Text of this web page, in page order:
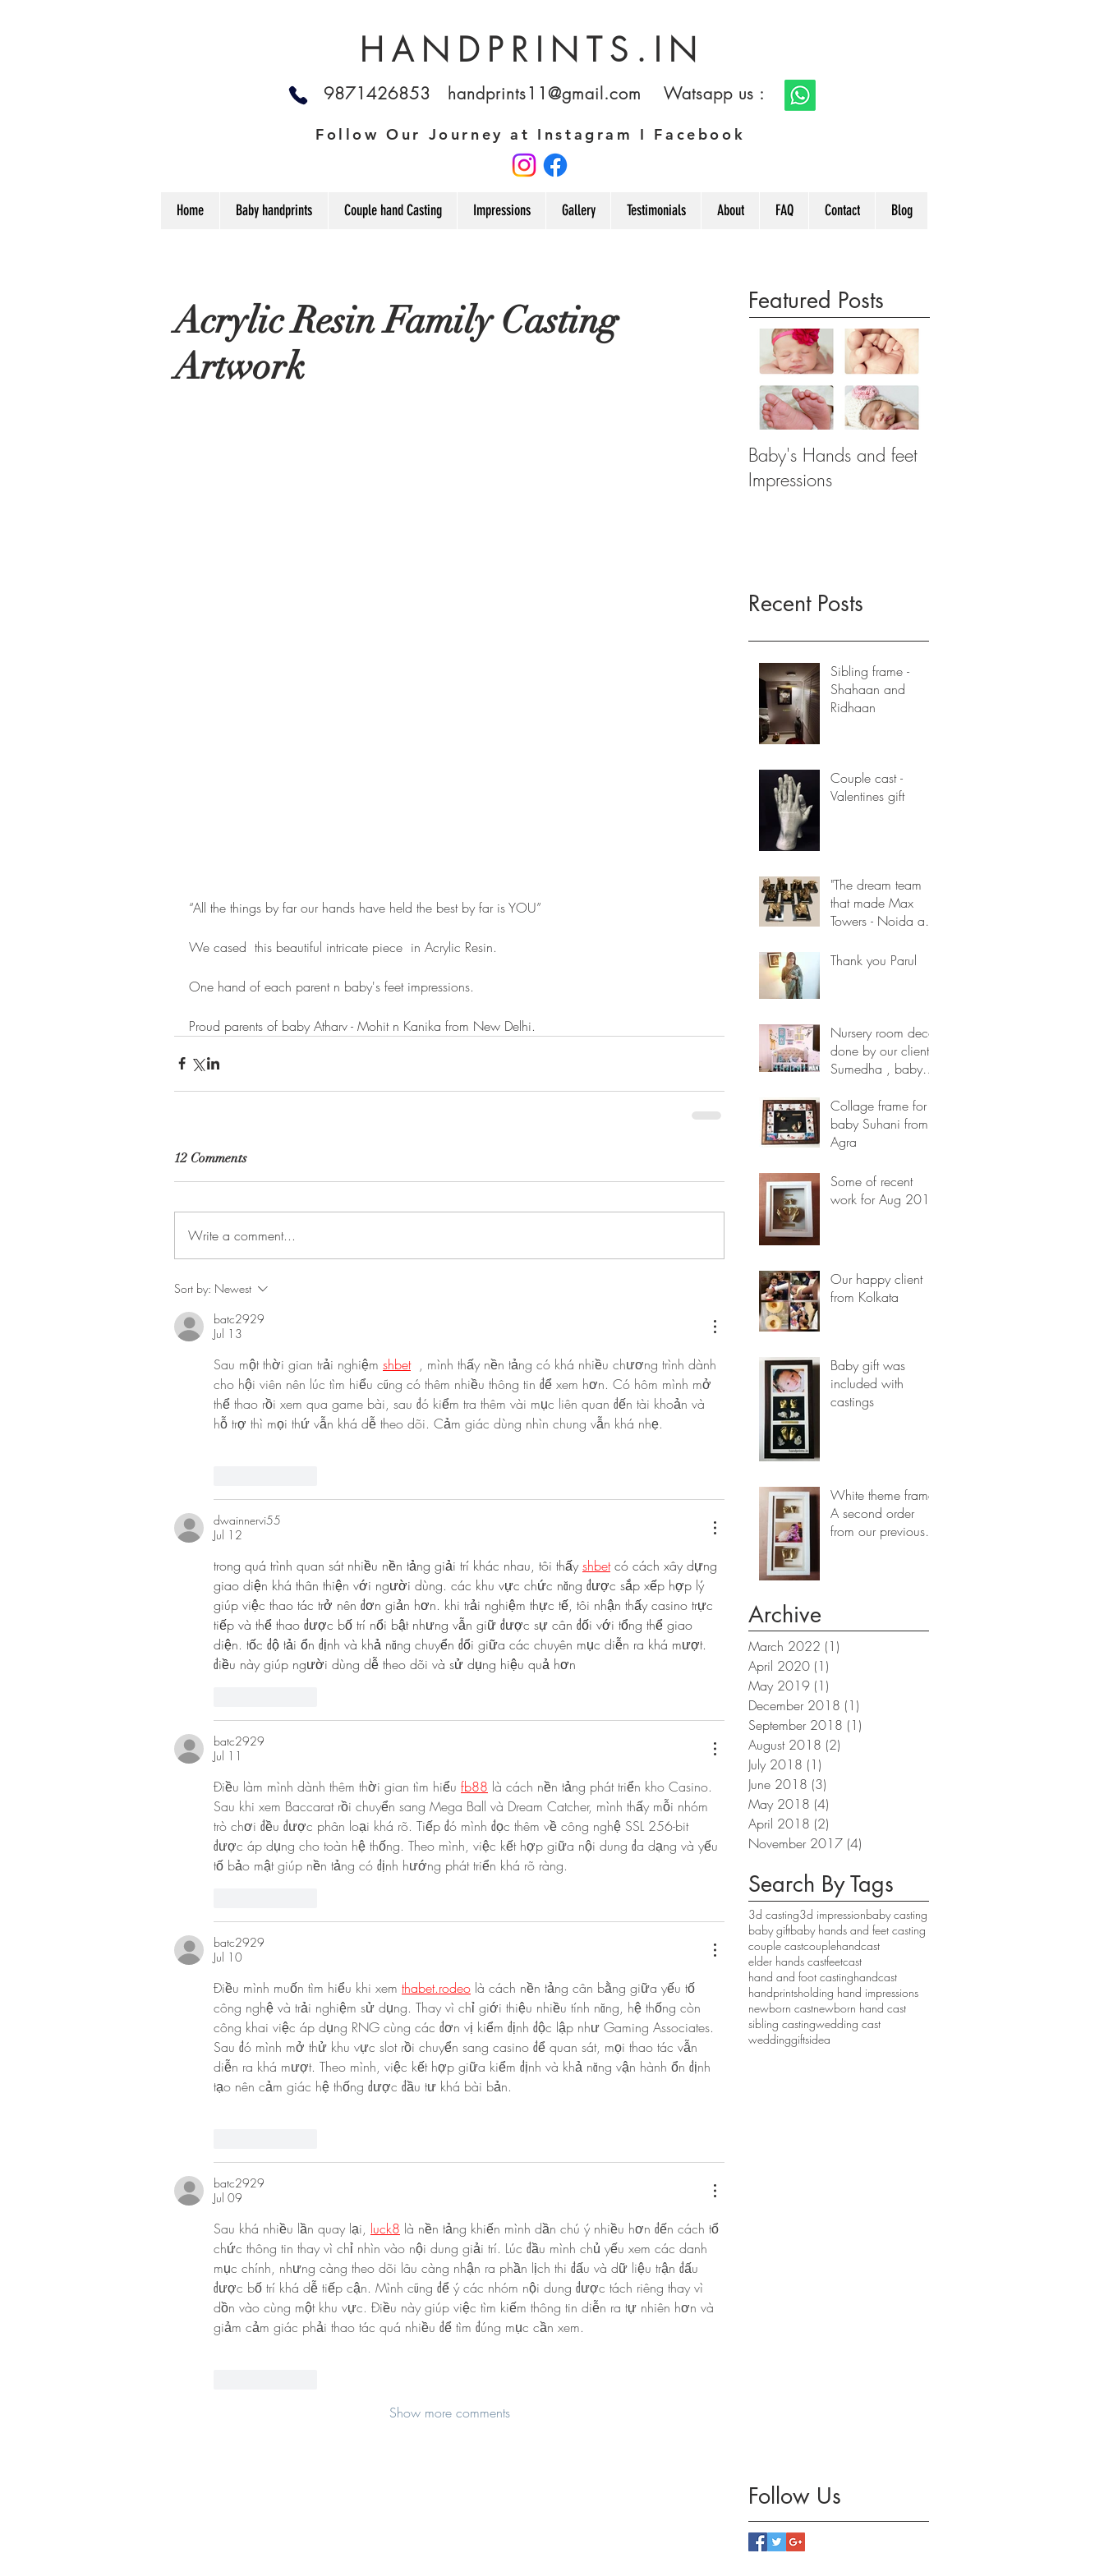
HANDPRINTS.IN
9871426853 handprints11@gmail.com Watsapp us :
Follow Our Journey at Instagram I Facebook
Home Baby handprints Couple hand Casting Impressions Gallery Testimonials About FAQ Contact Blog
Acrylic Resin Family Casting
Artwork
“All the things by far our hands have held the best by far is YOU”
We cased  this beautiful intricate piece  in Acrylic Resin.
One hand of each parent n baby's feet impressions.
Proud parents of baby Atharv - Mohit n Kanika from New Delhi.
12 Comments
Write a comment...
Sort by: Newest
batc2929
Jul 13
Sau một thời gian trải nghiệm shbet , mình thấy nền tảng có khá nhiều chương trình dành
cho hội viên nên lúc tìm hiểu cũng có thêm nhiều thông tin để xem hơn. Có hôm mình mở
thể thao rồi xem qua game bài, sau đó kiểm tra thêm vài mục liên quan đến tài khoản và
hỗ trợ thì mọi thứ vẫn khá dễ theo dõi. Cảm giác dùng nhìn chung vẫn khá nhẹ.
dwainnervi55
Jul 12
trong quá trình quan sát nhiều nền tảng giải trí khác nhau, tôi thấy shbet có cách xây dựng
giao diện khá thân thiện với người dùng. các khu vực chức năng được sắp xếp hợp lý
giúp việc thao tác trở nên đơn giản hơn. khi trải nghiệm thực tế, tôi nhận thấy casino trực
tiếp và thể thao được bố trí nổi bật nhưng vẫn giữ được sự cân đối với tổng thể giao
diện. tốc độ tải ổn định và khả năng chuyển đổi giữa các chuyên mục diễn ra khá mượt.
điều này giúp người dùng dễ theo dõi và sử dụng hiệu quả hơn
batc2929
Jul 11
Điều làm mình dành thêm thời gian tìm hiểu fb88 là cách nền tảng phát triển kho Casino.
Sau khi xem Baccarat rồi chuyển sang Mega Ball và Dream Catcher, mình thấy mỗi nhóm
trò chơi đều được phân loại khá rõ. Tiếp đó mình đọc thêm về công nghệ SSL 256-bit
được áp dụng cho toàn hệ thống. Theo mình, việc kết hợp giữa nội dung đa dạng và yếu
tố bảo mật giúp nền tảng có định hướng phát triển khá rõ ràng.
batc2929
Jul 10
Điều mình muốn tìm hiểu khi xem thabet.rodeo là cách nền tảng cân bằng giữa yếu tố
công nghệ và trải nghiệm sử dụng. Thay vì chỉ giới thiệu nhiều tính năng, hệ thống còn
công khai việc áp dụng RNG cùng các đơn vị kiểm định độc lập như Gaming Associates.
Sau đó mình mở thử khu vực slot rồi chuyển sang casino để quan sát, mọi thao tác vẫn
diễn ra khá mượt. Theo mình, việc kết hợp giữa kiểm định và khả năng vận hành ổn định
tạo nên cảm giác hệ thống được đầu tư khá bài bản.
batc2929
Jul 09
Sau khá nhiều lần quay lại, luck8 là nền tảng khiến mình dần chú ý nhiều hơn đến cách tổ
chức thông tin thay vì chỉ nhìn vào nội dung giải trí. Lúc đầu mình chủ yếu xem các danh
mục chính, nhưng càng theo dõi lâu càng nhận ra phần lịch thi đấu và dữ liệu trận đấu
được bố trí khá dễ tiếp cận. Mình cũng để ý các nhóm nội dung được tách riêng thay vì
dồn vào cùng một khu vực. Điều này giúp việc tìm kiếm thông tin diễn ra tự nhiên hơn và
giảm cảm giác phải thao tác quá nhiều để tìm đúng mục cần xem.
Show more comments
Featured Posts
Baby's Hands and feet
Impressions
Recent Posts
Sibling frame -
Shahaan and
Ridhaan
Couple cast -
Valentines gift
"The dream team
that made Max
Towers - Noida a
Thank you Parul
Nursery room deco
done by our client -
Sumedha , baby
lovely...
Collage frame for
baby Suhani from
Agra
Some of recent
work for Aug 2018
Our happy client
from Kolkata
Baby gift was
included with
castings
White theme frame.
A second order
from our previous
Archive
March 2022 (1)
April 2020 (1)
May 2019 (1)
December 2018 (1)
September 2018 (1)
August 2018 (2)
July 2018 (1)
June 2018 (3)
May 2018 (4)
April 2018 (2)
November 2017 (4)
Search By Tags
3d casting3d impressionbaby casting
baby giftbaby hands and feet casting
couple castcouplehandcast
elder hands castfeetcast
hand and foot castinghandcast
handprintsholding hand impressions
newborn castnewborn hand cast
sibling castingwedding cast
weddinggiftsidea
Follow Us